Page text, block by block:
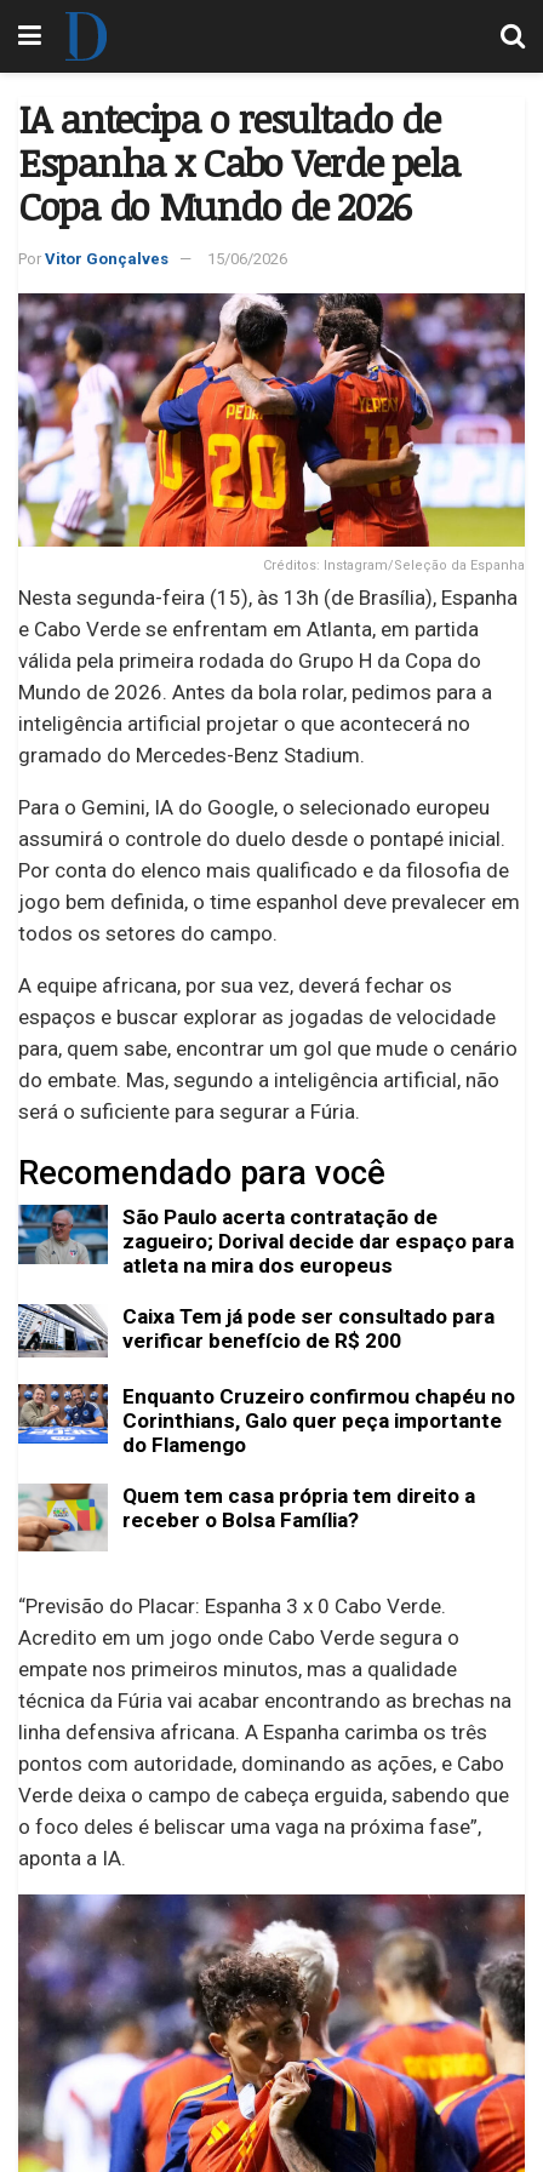
IA antecipa o resultado de
Espanha x Cabo Verde pela
Copa do Mundo de 2026
Por Vitor Gonçalves 15/06/2026
Créditos: Instagram/Seleção da Espanha
Nesta segunda-feira (15), às 13h (de Brasília), Espanha
e Cabo Verde se enfrentam em Atlanta, em partida
válida pela primeira rodada do Grupo H da Copa do
Mundo de 2026. Antes da bola rolar, pedimos para a
inteligência artificial projetar o que acontecerá no
gramado do Mercedes-Benz Stadium.
Para o Gemini, IA do Google, o selecionado europeu
assumirá o controle do duelo desde o pontapé inicial.
Por conta do elenco mais qualificado e da filosofia de
jogo bem definida, o time espanhol deve prevalecer em
todos os setores do campo.
A equipe africana, por sua vez, deverá fechar os
espaços e buscar explorar as jogadas de velocidade
para, quem sabe, encontrar um gol que mude o cenário
do embate. Mas, segundo a inteligência artificial, não
será o suficiente para segurar a Fúria.
Recomendado para você
São Paulo acerta contratação de
zagueiro; Dorival decide dar espaço para
atleta na mira dos europeus
Caixa Tem já pode ser consultado para
verificar benefício de R$ 200
Enquanto Cruzeiro confirmou chapéu no
Corinthians, Galo quer peça importante
do Flamengo
Quem tem casa própria tem direito a
receber o Bolsa Família?
“Previsão do Placar: Espanha 3 x 0 Cabo Verde.
Acredito em um jogo onde Cabo Verde segura o
empate nos primeiros minutos, mas a qualidade
técnica da Fúria vai acabar encontrando as brechas na
linha defensiva africana. A Espanha carimba os três
pontos com autoridade, dominando as ações, e Cabo
Verde deixa o campo de cabeça erguida, sabendo que
o foco deles é beliscar uma vaga na próxima fase”,
aponta a IA.